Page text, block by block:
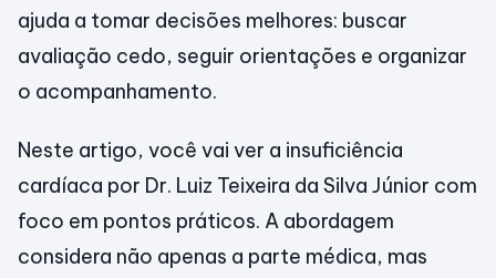
ajuda a tomar decisões melhores: buscar
avaliação cedo, seguir orientações e organizar
o acompanhamento.
Neste artigo, você vai ver a insuficiência
cardíaca por Dr. Luiz Teixeira da Silva Júnior com
foco em pontos práticos. A abordagem
considera não apenas a parte médica, mas